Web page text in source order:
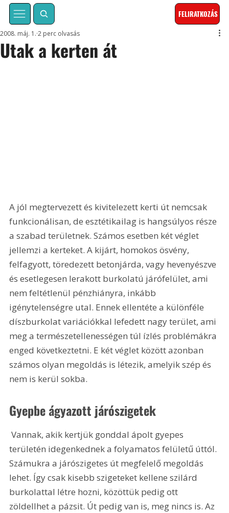
FELIRATKOZÁS
Utak a kerten át
2008. máj. 1. 2 perc olvasás
A jól megtervezett és kivitelezett kerti út nemcsak
funkcionálisan, de esztétikailag is hangsúlyos része
a szabad területnek. Számos esetben két véglet
jellemzi a kerteket. A kijárt, homokos ösvény,
felfagyott, töredezett betonjárda, vagy hevenyészve
és esetlegesen lerakott burkolatú járófelület, ami
nem feltétlenül pénzhiányra, inkább
igénytelenségre utal. Ennek ellentéte a különféle
díszburkolat variációkkal lefedett nagy terület, ami
meg a természetellenességen túl ízlés problémákra
enged következtetni. E két véglet között azonban
számos olyan megoldás is létezik, amelyik szép és
nem is kerül sokba.
Gyepbe ágyazott járószigetek
Vannak, akik kertjük gonddal ápolt gyepes
területén idegenkednek a folyamatos felületű úttól.
Számukra a járószigetes út megfelelő megoldás
lehet. Így csak kisebb szigeteket kellene szilárd
burkolattal létre hozni, közöttük pedig ott
zöldellhet a pázsit. Út pedig van is, meg nincs is. Az